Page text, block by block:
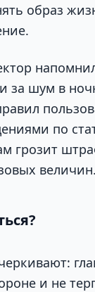
образ
за шум в
по
грозит
величин.
и не